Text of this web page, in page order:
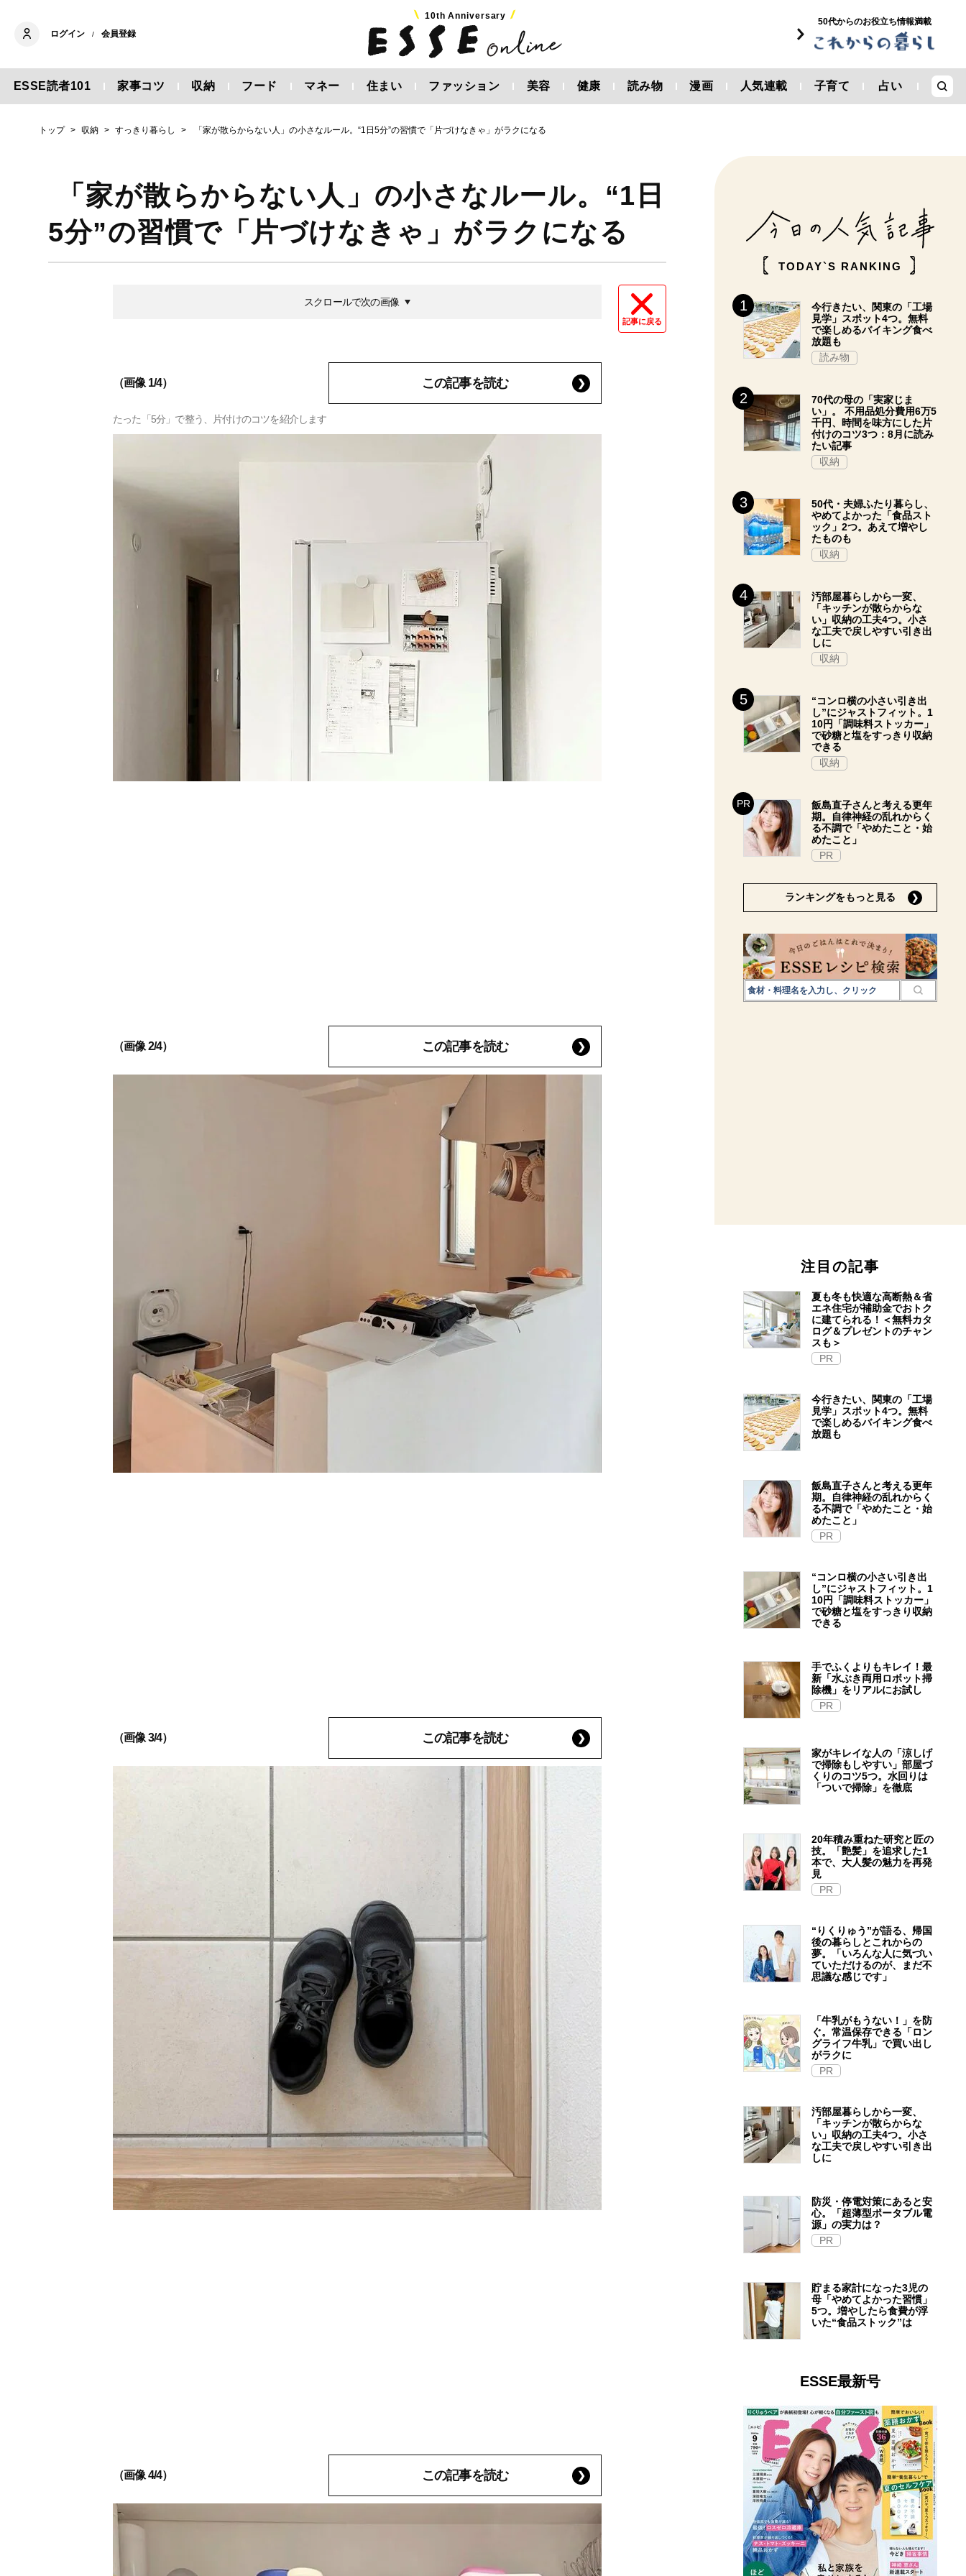
ログイン / 会員登録
10th Anniversary
50代からのお役立ち情報満載
ESSE読者101 家事コツ 収納 フード マネー 住まい ファッション 美容 健康 読み物 漫画 人気連載 子育て 占い
トップ 収納 すっきり暮らし 「家が散らからない人」の小さなルール。“1日5分”の習慣で「片づけなきゃ」がラクになる
「家が散らからない人」の小さなルール。“1日
5分”の習慣で「片づけなきゃ」がラクになる
記事に戻る
スクロールで次の画像
（画像 1/4） この記事を読む
たった「5分」で整う、片付けのコツを紹介します
（画像 2/4） この記事を読む
（画像 3/4） この記事を読む
（画像 4/4） この記事を読む
TODAY`S RANKING
今行きたい、関東の「工場
見学」スポット4つ。無料
で楽しめるバイキング食べ
放題も
読み物
70代の母の「実家じま
い」。 不用品処分費用6万5
千円、時間を味方にした片
付けのコツ3つ：8月に読み
たい記事
収納
50代・夫婦ふたり暮らし、
やめてよかった「食品スト
ック」2つ。あえて増やし
たものも
収納
汚部屋暮らしから一変、
「キッチンが散らからな
い」収納の工夫4つ。小さ
な工夫で戻しやすい引き出
しに
収納
“コンロ横の小さい引き出
し”にジャストフィット。1
10円「調味料ストッカー」
で砂糖と塩をすっきり収納
できる
収納
飯島直子さんと考える更年
期。自律神経の乱れからく
る不調で「やめたこと・始
めたこと」
PR
ランキングをもっと見る
注目の記事
夏も冬も快適な高断熱＆省
エネ住宅が補助金でおトク
に建てられる！＜無料カタ
ログ＆プレゼントのチャン
スも＞
PR
今行きたい、関東の「工場
見学」スポット4つ。無料
で楽しめるバイキング食べ
放題も
飯島直子さんと考える更年
期。自律神経の乱れからく
る不調で「やめたこと・始
めたこと」
PR
“コンロ横の小さい引き出
し”にジャストフィット。1
10円「調味料ストッカー」
で砂糖と塩をすっきり収納
できる
手でふくよりもキレイ！最
新「水ぶき両用ロボット掃
除機」をリアルにお試し
PR
家がキレイな人の「涼しげ
で掃除もしやすい」部屋づ
くりのコツ5つ。水回りは
「ついで掃除」を徹底
20年積み重ねた研究と匠の
技。「艶髪」を追求した1
本で、大人髪の魅力を再発
見
PR
“りくりゅう”が語る、帰国
後の暮らしとこれからの
夢。「いろんな人に気づい
ていただけるのが、まだ不
思議な感じです」
「牛乳がもうない！」を防
ぐ。常温保存できる「ロン
グライフ牛乳」で買い出し
がラクに
PR
汚部屋暮らしから一変、
「キッチンが散らからな
い」収納の工夫4つ。小さ
な工夫で戻しやすい引き出
しに
防災・停電対策にあると安
心。「超薄型ポータブル電
源」の実力は？​
PR
貯まる家計になった3児の
母「やめてよかった習慣」
5つ。増やしたら食費が浮
いた“食品ストック”は
ESSE最新号